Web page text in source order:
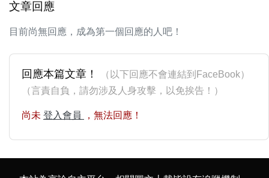
文章回應
目前尚無回應，成為第一個回應的人吧！
回應本篇文章！
（以下回應不會連結到FaceBook）
（言責自負，請勿涉及人身攻擊，以免挨告！）
尚未 登入會員 ，無法回應！